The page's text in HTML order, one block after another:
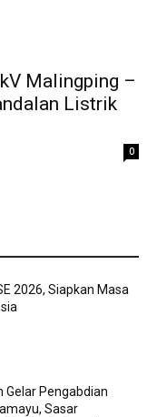
Malingping –
Listrik
0
2026, Siapkan Masa
Gelar Pengabdian
Sasar